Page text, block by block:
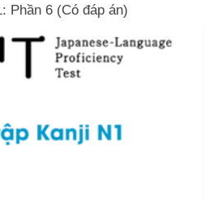
Phần 6 (Có đáp án)